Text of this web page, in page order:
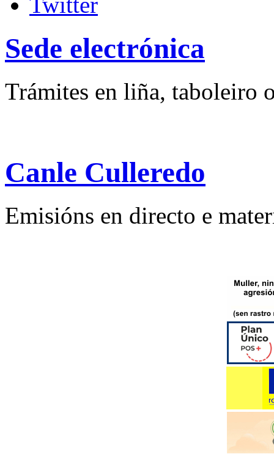
Sede electrónica
Trámites en liña, taboleiro
Canle Culleredo
Emisións en directo e